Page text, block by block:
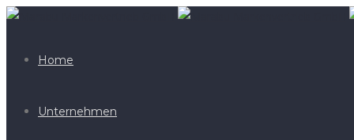
Home
Unternehmen